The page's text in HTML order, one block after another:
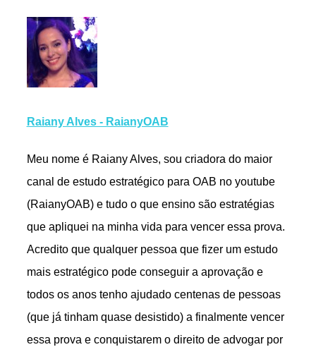
Raiany Alves - RaianyOAB
Meu nome é Raiany Alves, sou criadora do maior
canal de estudo estratégico para OAB no youtube
(RaianyOAB) e tudo o que ensino são estratégias
que apliquei na minha vida para vencer essa prova.
Acredito que qualquer pessoa que fizer um estudo
mais estratégico pode conseguir a aprovação e
todos os anos tenho ajudado centenas de pessoas
(que já tinham quase desistido) a finalmente vencer
essa prova e conquistarem o direito de advogar por